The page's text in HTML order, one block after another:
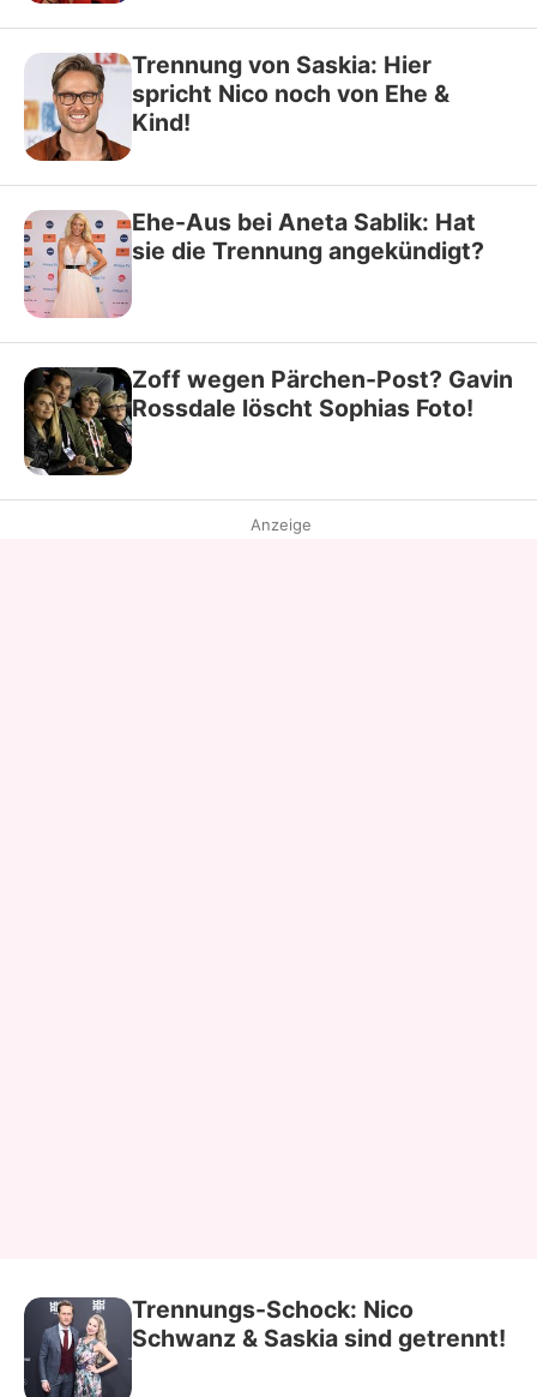
Trennung von Saskia: Hier
spricht Nico noch von Ehe &
Kind!
Ehe-Aus bei Aneta Sablik: Hat
sie die Trennung angekündigt?
Zoff wegen Pärchen-Post? Gavin
Rossdale löscht Sophias Foto!
Anzeige
Trennungs-Schock: Nico
Schwanz & Saskia sind getrennt!